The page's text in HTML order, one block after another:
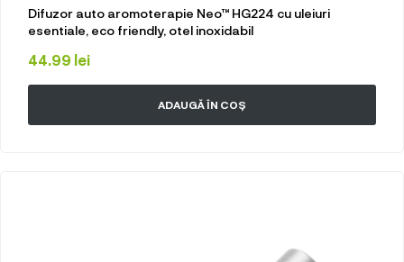
Difuzor auto aromoterapie Neo™ HG224 cu uleiuri
esentiale, eco friendly, otel inoxidabil
44.99 lei
ADAUGĂ ÎN COȘ